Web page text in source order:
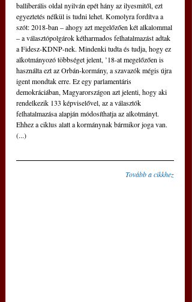
balliberális oldal nyilván epét hány az ilyesmitől, ezt
egyeztetés nélkül is tudni lehet. Komolyra fordítva a
szót: 2018-ban – ahogy azt megelőzően két alkalommal
– a választópolgárok kétharmados felhatalmazást adtak
a Fidesz-KDNP-nek. Mindenki tudta és tudja, hogy ez
alkotmányozó többséget jelent, ’18-at megelőzően is
használta ezt az Orbán-kormány, a szavazók mégis újra
igent mondtak erre. Ez egy parlamentáris
demokráciában, Magyarországon azt jelenti, hogy aki
rendelkezik 133 képviselővel, az a választók
felhatalmazása alapján módosíthatja az alkotmányt.
Ehhez a ciklus alatt a kormánynak bármikor joga van.
(...)
Tovább a cikkhez